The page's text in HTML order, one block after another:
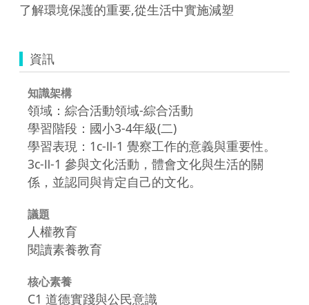
了解環境保護的重要,從生活中實施減塑
資訊
知識架構
領域：綜合活動領域-綜合活動
學習階段：國小3-4年級(二)
學習表現：1c-Ⅱ-1 覺察工作的意義與重要性。
3c-Ⅱ-1 參與文化活動，體會文化與生活的關
係，並認同與肯定自己的文化。
議題
人權教育
閱讀素養教育
核心素養
C1 道德實踐與公民意識